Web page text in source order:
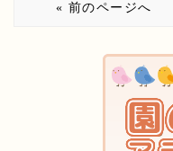
« 前のページへ